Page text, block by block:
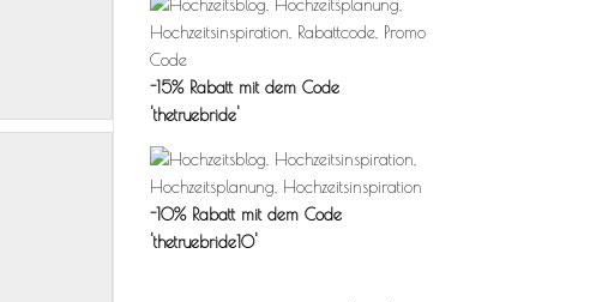
-15% Rabatt mit dem Code
'thetruebride'
-10% Rabatt mit dem Code
'thetruebride10'